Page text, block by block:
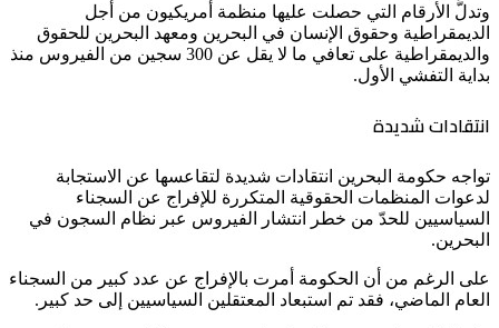
وتدلُّ الأرقام التي حصلت عليها منظمة أمريكيون من أجل
الديمقراطية وحقوق الإنسان في البحرين ومعهد البحرين للحقوق
والديمقراطية على تعافي ما لا يقل عن 300 سجين من الفيروس منذ
بداية التفشي الأول.
انتقادات شديدة
تواجه حكومة البحرين انتقادات شديدة لتقاعسها عن الاستجابة
لدعوات المنظمات الحقوقية المتكررة للإفراج عن السجناء
السياسيين للحدّ من خطر انتشار الفيروس عبر نظام السجون في
البحرين.
على الرغم من أن الحكومة أمرت بالإفراج عن عدد كبير من السجناء
العام الماضي، فقد تم استبعاد المعتقلين السياسيين إلى حد كبير.